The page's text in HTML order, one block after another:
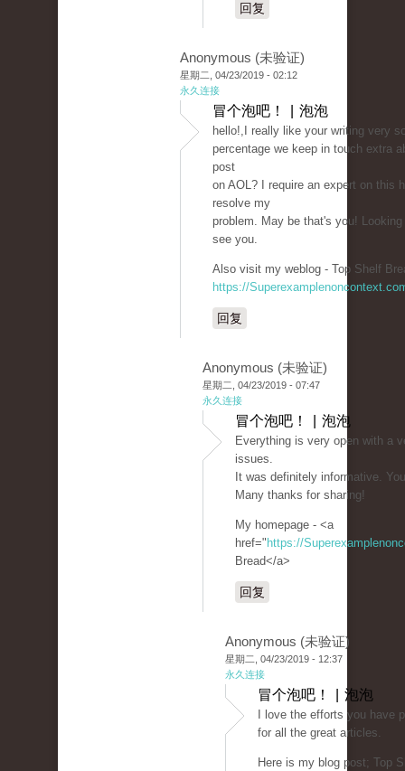
回复
Anonymous (未验证)
星期二, 04/23/2019 - 02:12
永久连接
冒个泡吧！ | 泡泡
hello!,I really like your writing very
percentage we keep in touch extra
post
on AOL? I require an expert on this
resolve my
problem. May be that's you! Looking
see you.
Also visit my weblog - Top Shelf
https://
回复
Anonymous (未验证)
星期二, 04/23/2019 - 07:47
永久连接
冒个泡吧！ | 泡泡
Everything is very open with a
issues.
It was definitely informative.
Many thanks for sharing!
My homepage - <a
href=" https://
Bread</a>
回复
Anonymous (未验证)
星期二, 04/23/2019 - 12:37
永久连接
冒个泡吧！ | 泡泡
I love the efforts you have
for all the great articles.
Here is my blog post; Top